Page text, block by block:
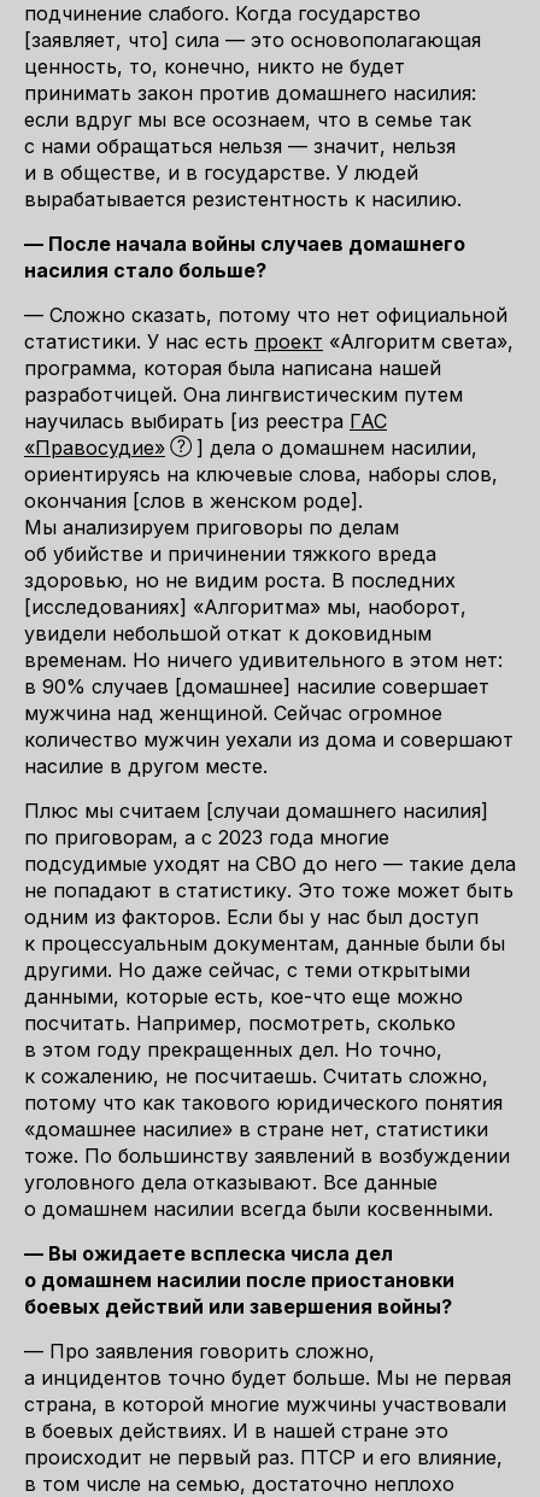
подчинение слабого. Когда государство
[заявляет, что] сила — это основополагающая
ценность, то, конечно, никто не будет
принимать закон против домашнего насилия:
если вдруг мы все осознаем, что в семье так
с нами обращаться нельзя — значит, нельзя
и в обществе, и в государстве. У людей
вырабатывается резистентность к насилию.
— После начала войны случаев домашнего
насилия стало больше?
— Сложно сказать, потому что нет официальной
статистики. У нас есть проект «Алгоритм света»,
программа, которая была написана нашей
разработчицей. Она лингвистическим путем
научилась выбирать [из реестра ГАС
«Правосудие»
] дела о домашнем насилии,
ориентируясь на ключевые слова, наборы слов,
окончания [слов в женском роде].
Мы анализируем приговоры по делам
об убийстве и причинении тяжкого вреда
здоровью, но не видим роста. В последних
[исследованиях] «Алгоритма» мы, наоборот,
увидели небольшой откат к доковидным
временам. Но ничего удивительного в этом нет:
в 90% случаев [домашнее] насилие совершает
мужчина над женщиной. Сейчас огромное
количество мужчин уехали из дома и совершают
насилие в другом месте.
Плюс мы считаем [случаи домашнего насилия]
по приговорам, а с 2023 года многие
подсудимые уходят на СВО до него — такие дела
не попадают в статистику. Это тоже может быть
одним из факторов. Если бы у нас был доступ
к процессуальным документам, данные были бы
другими. Но даже сейчас, с теми открытыми
данными, которые есть, кое-что еще можно
посчитать. Например, посмотреть, сколько
в этом году прекращенных дел. Но точно,
к сожалению, не посчитаешь. Считать сложно,
потому что как такового юридического понятия
«домашнее насилие» в стране нет, статистики
тоже. По большинству заявлений в возбуждении
уголовного дела отказывают. Все данные
о домашнем насилии всегда были косвенными.
— Вы ожидаете всплеска числа дел
о домашнем насилии после приостановки
боевых действий или завершения войны?
— Про заявления говорить сложно,
а инцидентов точно будет больше. Мы не первая
страна, в которой многие мужчины участвовали
в боевых действиях. И в нашей стране это
происходит не первый раз. ПТСР и его влияние,
в том числе на семью, достаточно неплохо